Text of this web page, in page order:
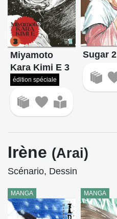
Miyamoto
Kara Kimi E 3
édition spéciale
Sugar 2
Irène (Arai)
Scénario, Dessin
MANGA MANGA